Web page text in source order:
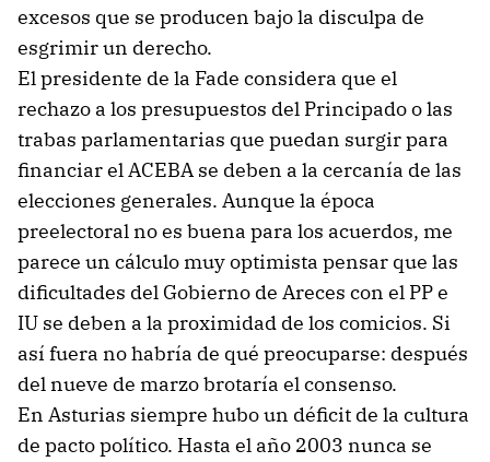
excesos que se producen bajo la disculpa de
esgrimir un derecho.
El presidente de la Fade considera que el
rechazo a los presupuestos del Principado o las
trabas parlamentarias que puedan surgir para
financiar el ACEBA se deben a la cercanía de las
elecciones generales. Aunque la época
preelectoral no es buena para los acuerdos, me
parece un cálculo muy optimista pensar que las
dificultades del Gobierno de Areces con el PP e
IU se deben a la proximidad de los comicios. Si
así fuera no habría de qué preocuparse: después
del nueve de marzo brotaría el consenso.
En Asturias siempre hubo un déficit de la cultura
de pacto político. Hasta el año 2003 nunca se